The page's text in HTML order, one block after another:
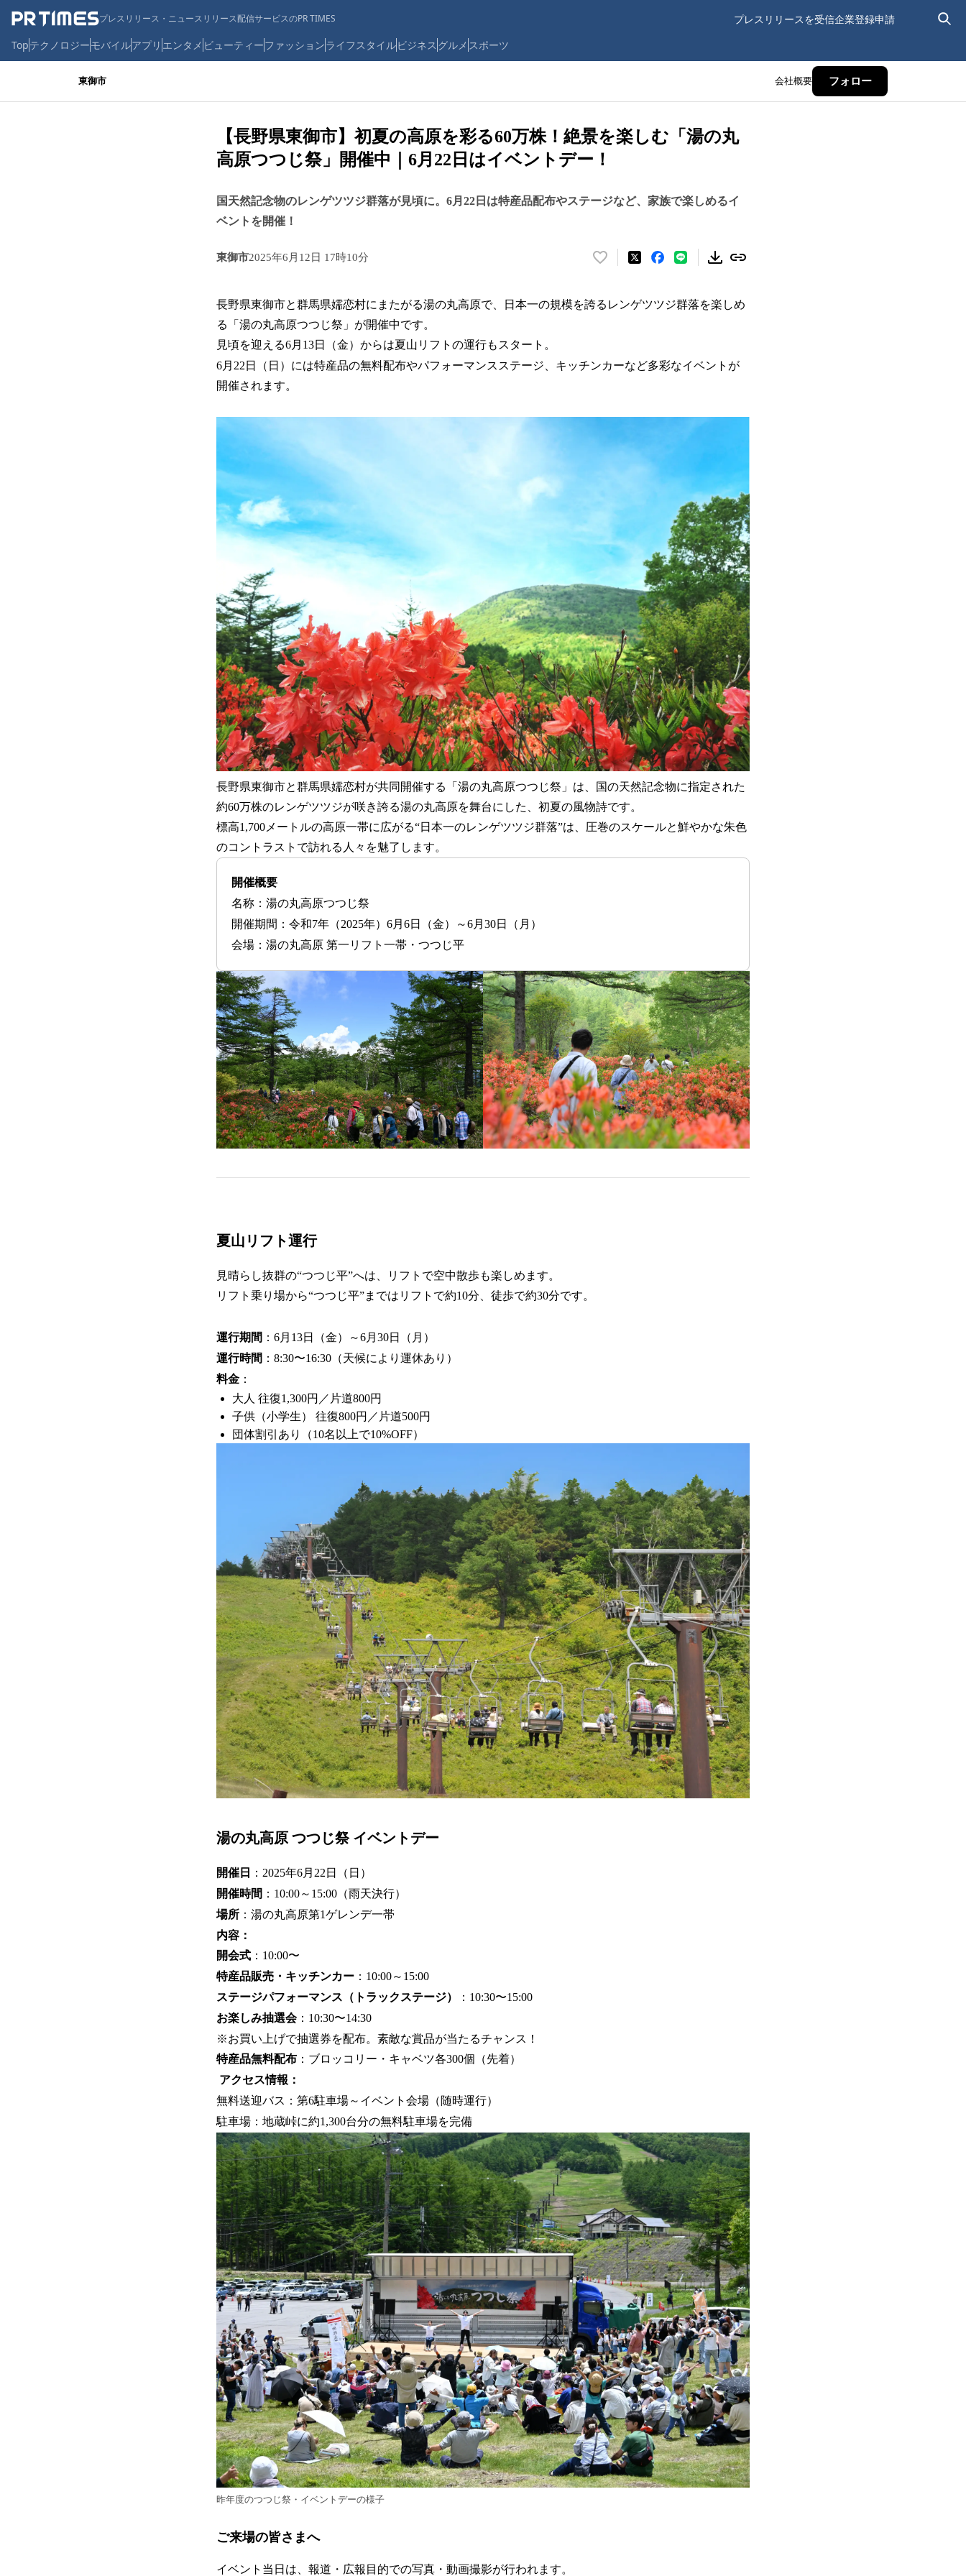
プレスリリース・ニュースリリース配信サービスのPR TIMES プレスリリースを受信企業登録申請
Topテクノロジーモバイルアプリ エンタメ ビューティーファッションライフスタイルビジネス グルメ スポーツ
東御市 会社概要 フォロー
【長野県東御市】初夏の高原を彩る60万株！絶景を楽しむ「湯の丸
高原つつじ祭」開催中｜6月22日はイベントデー！
国天然記念物のレンゲツツジ群落が見頃に。6月22日は特産品配布やステージなど、家族で楽しめるイ
ベントを開催！
東御市2025年6月12日 17時10分
い
！
み
中
長野県東御市と群馬県嬬恋村にまたがる湯の丸高原で、日本一の規模を誇るレンゲツツジ群落を楽しめ
る「湯の丸高原つつじ祭」が開催中です。
見頃を迎える6月13日（金）からは夏山リフトの運行もスタート。
6月22日（日）には特産品の無料配布やパフォーマンスステージ、キッチンカーなど多彩なイベントが
開催されます。
長野県東御市と群馬県嬬恋村が共同開催する「湯の丸高原つつじ祭」は、国の天然記念物に指定された
約60万株のレンゲツツジが咲き誇る湯の丸高原を舞台にした、初夏の風物詩です。
標高1,700メートルの高原一帯に広がる“日本一のレンゲツツジ群落”は、圧巻のスケールと鮮やかな朱色
のコントラストで訪れる人々を魅了します。
開催概要
名称：湯の丸高原つつじ祭
開催期間：令和7年（2025年）6月6日（金）～6月30日（月）
会場：湯の丸高原 第一リフト一帯・つつじ平
夏山リフト運行
見晴らし抜群の“つつじ平”へは、リフトで空中散歩も楽しめます。
リフト乗り場から“つつじ平”まではリフトで約10分、徒歩で約30分です。
運行期間 ：6月13日（金）～6月30日（月）
運行時間 ：8:30〜16:30（天候により運休あり）
料金 ：
大人 往復1,300円／片道800円
子供（小学生） 往復800円／片道500円
団体割引あり（10名以上で10%OFF）
湯の丸高原 つつじ祭 イベントデー
開催日
：2025年6月22日（日）
開催時間 ：10:00～15:00（雨天決行）
場所 ：湯の丸高原第1ゲレンデ一帯
内容：
開会式 ：10:00〜
特産品販売・キッチンカー ：10:00～15:00
ステージパフォーマンス（トラックステージ）
：10:30〜15:00
お楽しみ抽選会：10:30〜14:30
※お買い上げで抽選券を配布。素敵な賞品が当たるチャンス！
特産品無料配布 ：ブロッコリー・キャベツ各300個（先着）
アクセス情報：
無料送迎バス：第6駐車場～イベント会場（随時運行）
駐車場：地蔵峠に約1,300台分の無料駐車場を完備
昨年度のつつじ祭・イベントデーの様子
ご来場の皆さまへ
イベント当日は、報道・広報目的での写真・動画撮影が行われます。